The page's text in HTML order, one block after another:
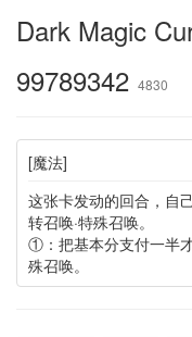
Dark Magic
99789342 4830
[魔法]
这张卡发动的回合，自
转召唤·特殊召唤。
①：把基本分支付一半
殊召唤。